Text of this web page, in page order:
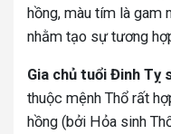
hồng, màu tím là gam
nhằm tạo sự tương
Gia chủ tuổi Đinh Tỵ
thuộc mệnh Thổ rất
hồng (bởi Hỏa sinh